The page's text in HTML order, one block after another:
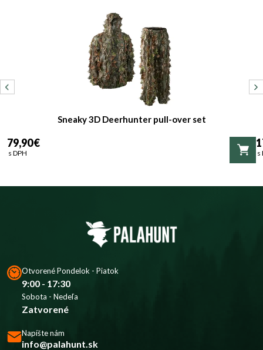
Sneaky 3D Deerhunter pull-over set
79,90 €
s DPH s
Otvorené Pondelok - Piatok
9:00 - 17:30
Sobota - Nedeľa
Zatvorené
Napíšte nám
info@palahunt.sk